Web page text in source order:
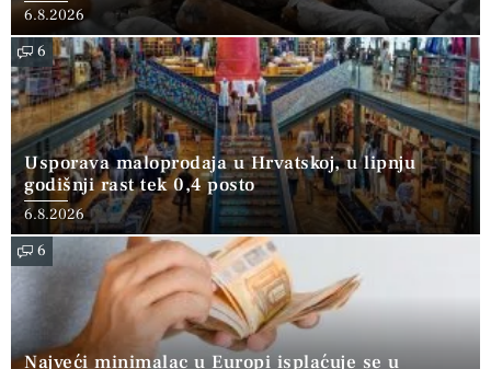
6.8.2026
6
Usporava maloprodaja u Hrvatskoj, u lipnju
godišnji rast tek 0,4 posto
6.8.2026
6
Najveći minimalac u Europi isplaćuje se u